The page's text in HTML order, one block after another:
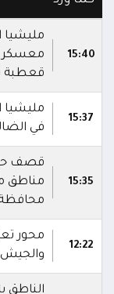
15:40
معسكر
قعطبة
15:37
في
15:35
قصف
مناطق
12:22
محور
الناطق